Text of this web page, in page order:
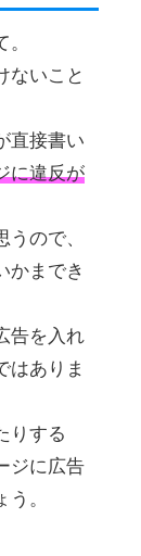
ないこと
直接書い
に違反が
ので、
かまでき
告を入れ
はありま
りする
ジに広告
。